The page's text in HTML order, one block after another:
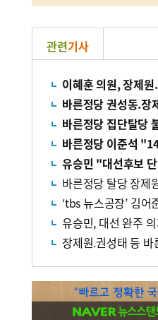
관련기사
이혜훈 의원, 장제
바른정당 권성동.장
바른정당 집단탈당
바른정당 이준석
유승민 "대선후보
바른정당 탈당 장제
‘tbs 뉴스공장’ 김
유승민, 대선 완주
장제원.권성태 등